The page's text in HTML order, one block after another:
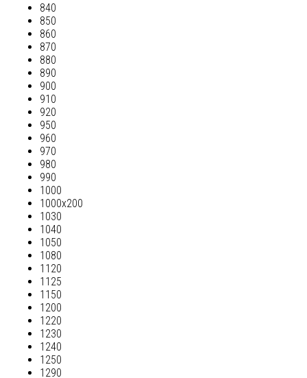
840
850
860
870
880
890
900
910
920
950
960
970
980
990
1000
1000х200
1030
1040
1050
1080
1120
1125
1150
1200
1220
1230
1240
1250
1290